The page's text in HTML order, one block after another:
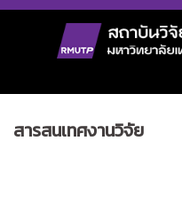
สารสนเทศงานวิจัย